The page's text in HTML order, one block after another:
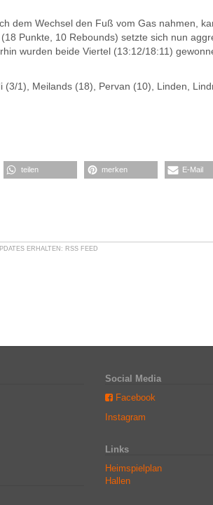
dem Wechsel den Fuß vom Gas nahmen,
Punkte, 10 Rebounds) setzte sich nun
wurden beide Viertel (13:12/18:11)
(3/1), Meilands (18), Pervan (10), Linden,
teilen merken E-Mail
ERHALTEN: RSS FEED
Social Media
Facebook
Instagram
Links
Heimspielplan
Hallen